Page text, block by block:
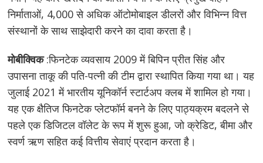
निर्माताओं, 4,000 से अधिक ऑटोमोबाइल डीलरों और विभिन्न वित्त
संस्थानों के साथ साझेदारी करने का दावा करता है।
मोबीक्विक:फिनटेक व्यवसाय 2009 में बिपिन प्रीत सिंह और
उपासना ताकू की पति-पत्नी की टीम द्वारा स्थापित किया गया था। यह
जुलाई 2021 में भारतीय यूनिकॉर्न स्टार्टअप क्लब में शामिल हो गया।
यह एक क्षैतिज फिनटेक प्लेटफॉर्म बनने के लिए पाठ्यक्रम बदलने से
पहले एक डिजिटल वॉलेट के रूप में शुरू हुआ, जो क्रेडिट, बीमा और
स्वर्ण ऋण सहित कई वित्तीय सेवाएं प्रदान करता है।